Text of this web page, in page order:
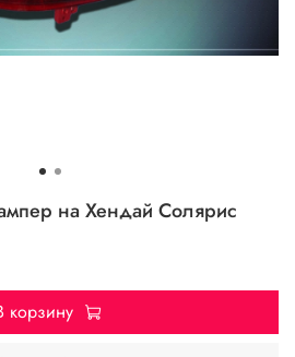
на Хендай Солярис
корзину